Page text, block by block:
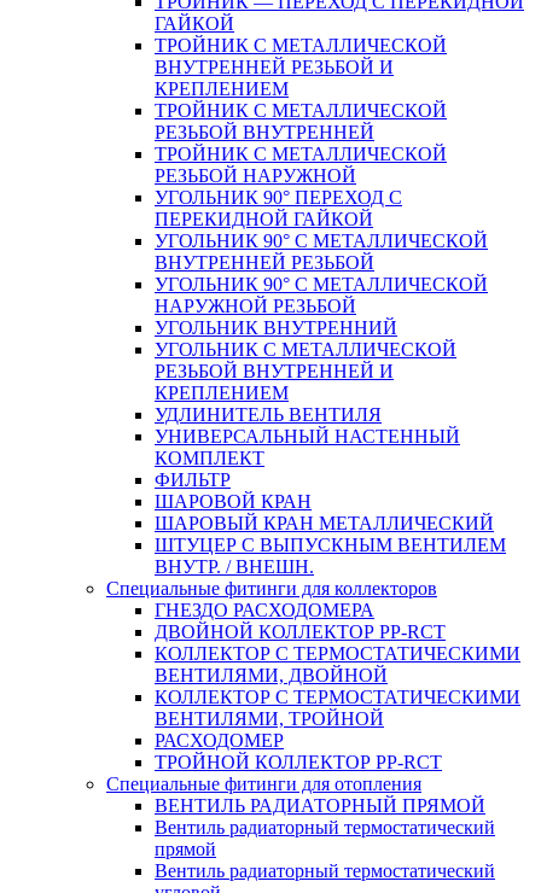
ГАЙКОЙ
ТРОЙНИК С МЕТАЛЛИЧЕСКОЙ
ВНУТРЕННЕЙ РЕЗЬБОЙ И
КРЕПЛЕНИЕМ
ТРОЙНИК С МЕТАЛЛИЧЕСКОЙ
РЕЗЬБОЙ ВНУТРЕННЕЙ
ТРОЙНИК С МЕТАЛЛИЧЕСКОЙ
РЕЗЬБОЙ НАРУЖНОЙ
УГОЛЬНИК 90° ПЕРЕХОД С
ПЕРЕКИДНОЙ ГАЙКОЙ
УГОЛЬНИК 90° С МЕТАЛЛИЧЕСКОЙ
ВНУТРЕННEЙ РЕЗЬБОЙ
УГОЛЬНИК 90° С МЕТАЛЛИЧЕСКОЙ
НАРУЖНОЙ РЕЗЬБОЙ
УГОЛЬНИК ВНУТРЕННИЙ
УГОЛЬНИК С МЕТАЛЛИЧЕСКОЙ
РЕЗЬБОЙ ВНУТРЕННЕЙ И
КРЕПЛЕНИЕМ
УДЛИНИТЕЛЬ ВЕНТИЛЯ
УНИВЕРСАЛЬНЫЙ НАСТЕННЫЙ
КОМПЛЕКТ
ФИЛЬТР
ШАРОВОЙ КРАН
ШАРОВЫЙ КРАН МЕТАЛЛИЧЕСКИЙ
ШТУЦЕР С ВЫПУСКНЫМ ВЕНТИЛЕМ
ВНУТР. / ВНЕШН.
Специальные фитинги для коллекторов
ГНЕЗДО РАСХОДОМЕРА
ДВОЙНОЙ КОЛЛЕКТОР PP-RCT
КОЛЛЕКТОР С ТЕРМОСТАТИЧЕСКИМИ
ВЕНТИЛЯМИ, ДВОЙНОЙ
КОЛЛЕКТОР С ТЕРМОСТАТИЧЕСКИМИ
ВЕНТИЛЯМИ, ТРОЙНОЙ
РАСХОДОМЕР
ТРОЙНОЙ КОЛЛЕКТОР PP-RCT
Специальные фитинги для отопления
ВЕНТИЛЬ РАДИАТОРНЫЙ ПРЯМОЙ
Вентиль радиаторный термостатический
прямой
Вентиль радиаторный термостатический